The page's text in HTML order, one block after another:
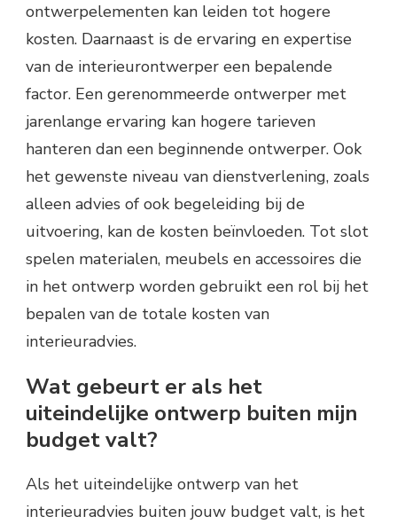
ontwerpelementen kan leiden tot hogere
kosten. Daarnaast is de ervaring en expertise
van de interieurontwerper een bepalende
factor. Een gerenommeerde ontwerper met
jarenlange ervaring kan hogere tarieven
hanteren dan een beginnende ontwerper. Ook
het gewenste niveau van dienstverlening, zoals
alleen advies of ook begeleiding bij de
uitvoering, kan de kosten beïnvloeden. Tot slot
spelen materialen, meubels en accessoires die
in het ontwerp worden gebruikt een rol bij het
bepalen van de totale kosten van
interieuradvies.
Wat gebeurt er als het
uiteindelijke ontwerp buiten mijn
budget valt?
Als het uiteindelijke ontwerp van het
interieuradvies buiten jouw budget valt, is het